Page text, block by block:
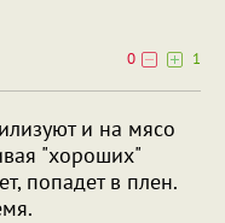
0
1
и на мясо
"хороших"
попадет в плен.